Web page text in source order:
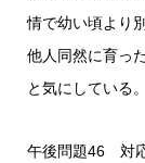
情で幼い頃より
他人同然に育っ
と気にしている。
午後問題46 対